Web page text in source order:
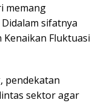
memang
sifatnya
Fluktuasi
pendekatan
sektor agar